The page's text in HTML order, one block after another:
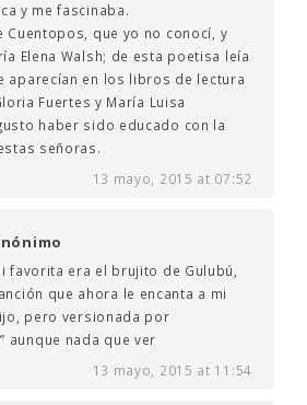
y me fascinaba.
Cuentopos, que yo no conocí, y
Elena Walsh; de esta poetisa leía
aparecían en los libros de lectura
Fuertes y María Luisa
haber sido educado con la
señoras.
13 mayo, 2015 at 07:52
favorita era el brujito de Gulubú,
que ahora le encanta a mi
pero versionada por
aunque nada que ver
13 mayo, 2015 at 11:54